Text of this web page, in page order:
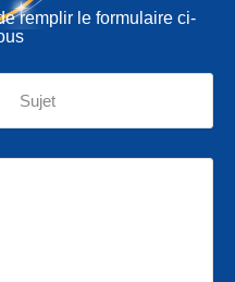
remplir le formulaire ci-